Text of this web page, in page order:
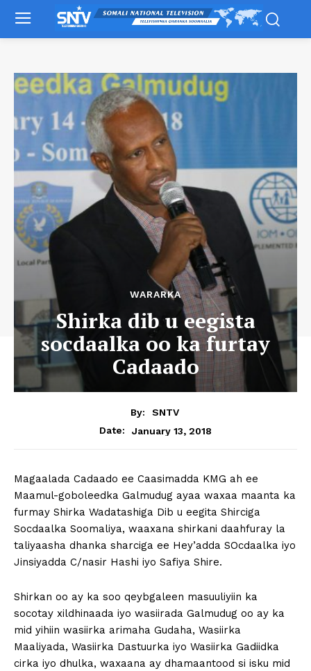
WARARKA
Shirka dib u eegista
socdaalka oo ka furtay
Cadaado
By:
SNTV
Date:
January 13, 2018
Magaalada Cadaado ee Caasimadda KMG ah ee
Maamul-goboleedka Galmudug ayaa waxaa maanta ka
furmay Shirka Wadatashiga Dib u eegita Shirciga
Socdaalka Soomaliya, waaxana shirkani daahfuray la
taliyaasha dhanka sharciga ee Hey’adda SOcdaalka iyo
Jinsiyadda C/nasir Hashi iyo Safiya Shire.
Shirkan oo ay ka soo qeybgaleen masuuliyiin ka
socotay xildhinaada iyo wasiirada Galmudug oo ay ka
mid yihiin wasiirka arimaha Gudaha, Wasiirka
Maaliyada, Wasiirka Dastuurka iyo Wasiirka Gadiidka
cirka iyo dhulka, waxaana ay dhamaantood si isku mid